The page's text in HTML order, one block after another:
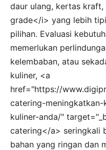
daur ulang, kertas
grade</i> yang lebih
pilihan. Evaluasi
memerlukan
kelembaban, atau
kuliner, <a
href="https://
catering-
kuliner-anda/"
catering</a> seringkali
bahan yang ringan dan